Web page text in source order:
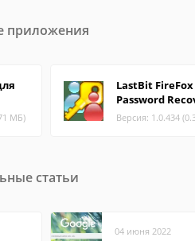
приложения
МБ)
LastBit FireFox
Password
Версия: 1.0.434
статьи
04 июня 2022